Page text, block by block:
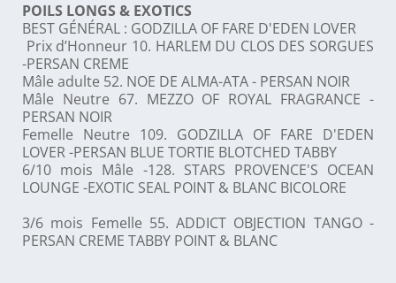
POILS LONGS & EXOTICS
BEST GÉNÉRAL : GODZILLA OF FARE D'EDEN LOVER
Prix d’Honneur 10. HARLEM DU CLOS DES SORGUES
-PERSAN CREME
Mâle adulte 52. NOE DE ALMA-ATA - PERSAN NOIR
Mâle Neutre 67. MEZZO OF ROYAL FRAGRANCE -
PERSAN NOIR
Femelle Neutre 109. GODZILLA OF FARE D'EDEN
LOVER -PERSAN BLUE TORTIE BLOTCHED TABBY
6/10 mois Mâle -128. STARS PROVENCE'S OCEAN
LOUNGE -EXOTIC SEAL POINT & BLANC BICOLORE
3/6 mois Femelle 55. ADDICT OBJECTION TANGO -
PERSAN CREME TABBY POINT & BLANC